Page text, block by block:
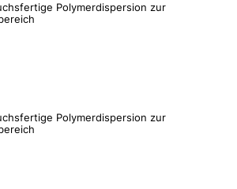
Polymerdispersion zur
Polymerdispersion zur